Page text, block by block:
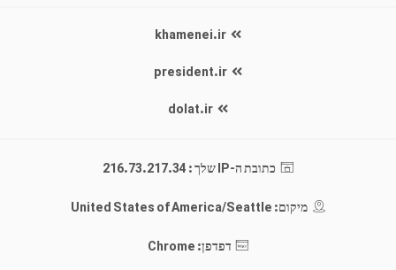
khamenei.ir
president.ir
dolat.ir
כתובת ה-IP שלך : 216.73.217.34
מיקום: United States of America/Seattle
דפדפן: Chrome